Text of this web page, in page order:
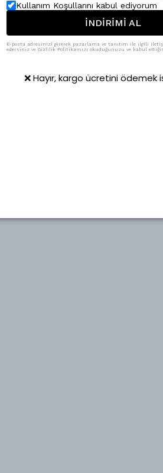
Kullanım Koşullarını kabul ediyorum
İNDİRİMİ AL
E-posta adresinizi girerek pazarlama ve tanıtım ile ilgili
edersiniz ve Gizlilik Politikamızı okuduğunuzu ve kabul
❌ Hayır, kargo ücretini ödemek